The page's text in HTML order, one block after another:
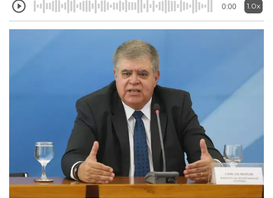
0:00 1.0x